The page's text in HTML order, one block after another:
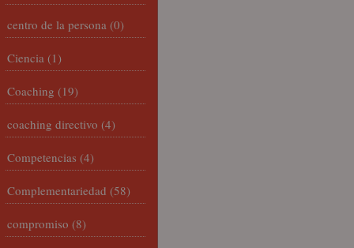
centro de la persona (0)
Ciencia (1)
Coaching (19)
coaching directivo (4)
Competencias (4)
Complementariedad (58)
compromiso (8)